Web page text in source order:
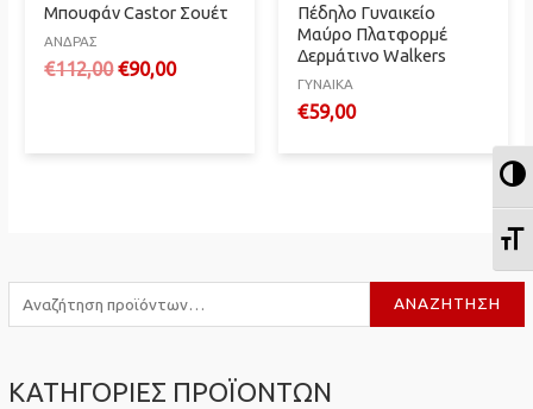
ν
ζ
ΑΝΑΖΉΤΗΣΗ
ΚΑΤΗΓΟΡΙΕΣ ΠΡΟΪΟΝΤΩΝ
Μπουφάν Castor Σουέτ
ΑΝΔΡΑΣ
€112,00Original
€90,00Η
Πέδηλο Γυναικείο
Mαύρο Πλατφορμέ
Δερμάτινο Walkers
ΓΥΝΑΙΚΑ
€59,00